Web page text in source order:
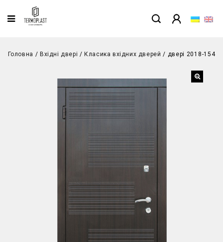
Головна / Вхідні двері / Класика вхідних дверей / двері 2018-154